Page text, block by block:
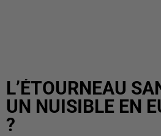
L’ÉTOURNEAU
UN NUISIBLE EN
?